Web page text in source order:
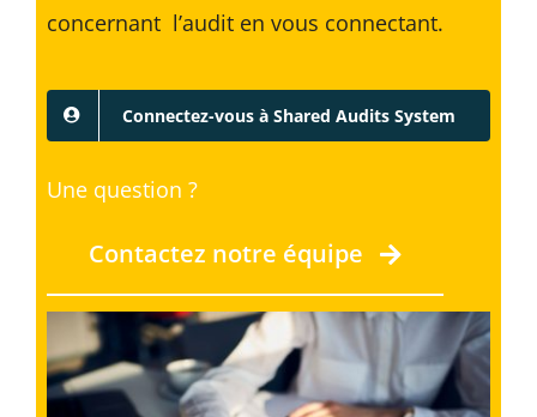
concernant l’audit en vous connectant.
Connectez-vous à Shared Audits System
Une question ?
Contactez notre équipe